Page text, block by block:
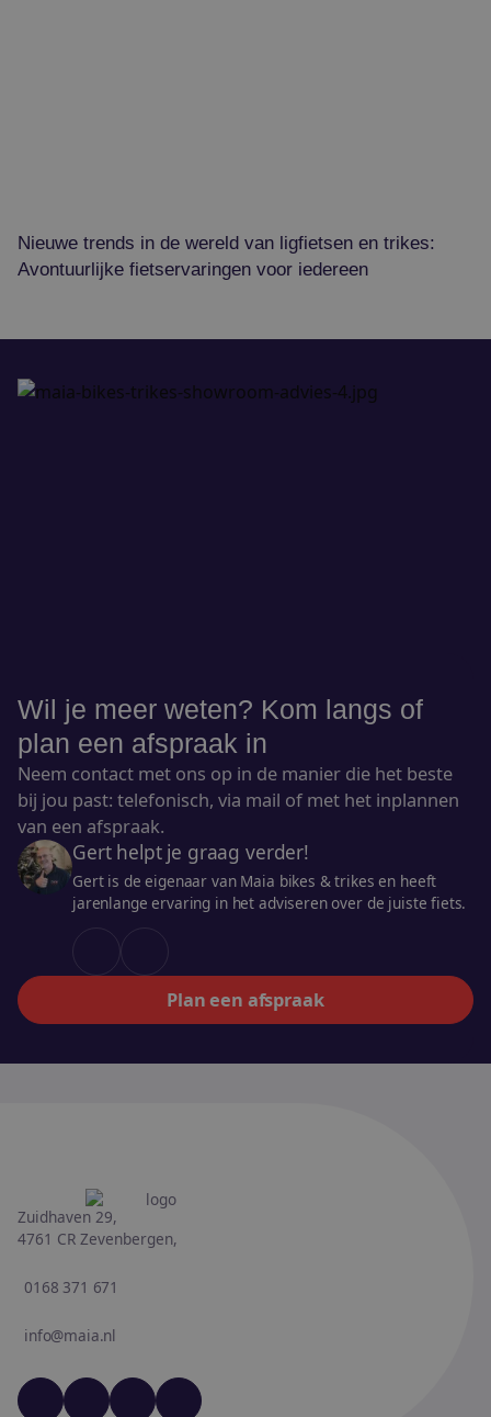
Nieuwe trends in de wereld van ligfietsen en trikes:
Avontuurlijke fietservaringen voor iedereen
Wil je meer weten? Kom langs of
plan een afspraak in
Neem contact met ons op in de manier die het beste
bij jou past: telefonisch, via mail of met het inplannen
van een afspraak.
Gert helpt je graag verder!
Gert is de eigenaar van Maia bikes & trikes en heeft
jarenlange ervaring in het adviseren over de juiste fiets.
Plan een afspraak
Zuidhaven 29,
4761 CR Zevenbergen,
0168 371 671
info@maia.nl
YouTubeLinkedInFacebookInstagram